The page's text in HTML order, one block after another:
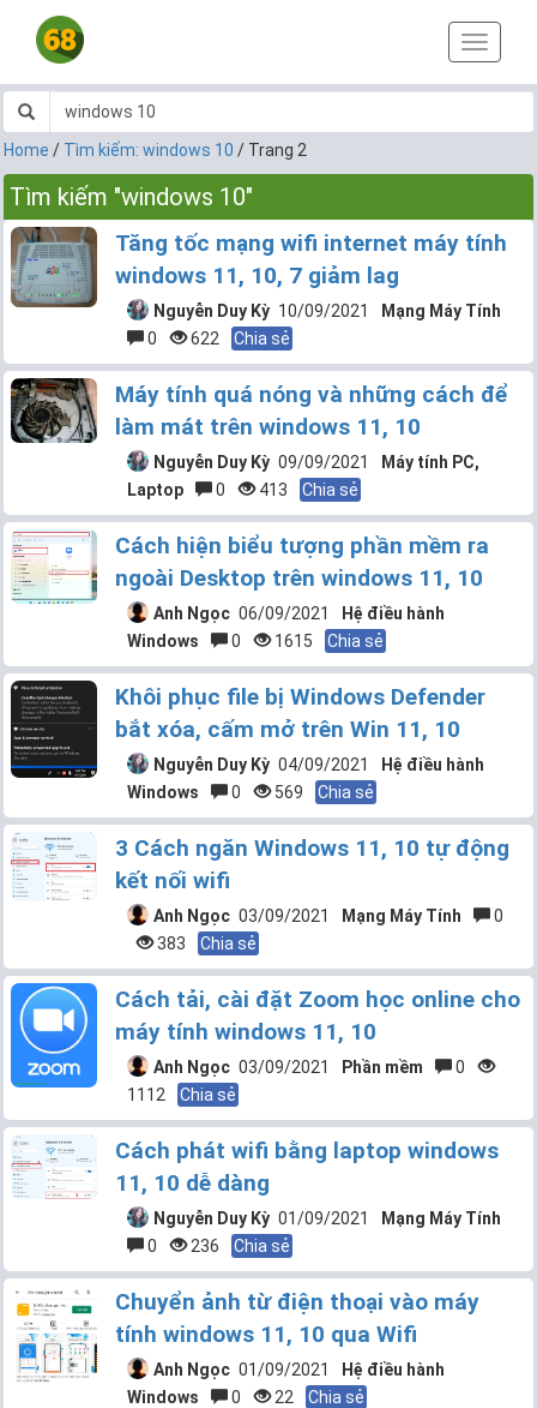
T
o
g
v
a
n
Home / Tìm kiếm: windows 10 / Trang 2
Tìm kiếm "windows 10"
Tăng tốc mạng wifi internet máy tính
windows 11, 10, 7 giảm lag
Nguyễn Duy Kỳ 10/09/2021
Mạng Máy Tính
0
622 Chia sẻ
Máy tính quá nóng và những cách để
làm mát trên windows 11, 10
Nguyễn Duy Kỳ 09/09/2021
Máy tính PC,
Laptop
0 413 Chia sẻ
Cách hiện biểu tượng phần mềm ra
ngoài Desktop trên windows 11, 10
Anh Ngọc 06/09/2021
Hệ điều hành
Windows
0 1615 Chia sẻ
Khôi phục file bị Windows Defender
bắt xóa, cấm mở trên Win 11, 10
Nguyễn Duy Kỳ 04/09/2021
Hệ điều hành
Windows
0 569 Chia sẻ
3 Cách ngăn Windows 11, 10 tự động
kết nối wifi
Anh Ngọc 03/09/2021 Mạng Máy Tính
0
383
Chia sẻ
Cách tải, cài đặt Zoom học online cho
máy tính windows 11, 10
Anh Ngọc 03/09/2021 Phần mềm
0
1112
Chia sẻ
Cách phát wifi bằng laptop windows
11, 10 dễ dàng
Nguyễn Duy Kỳ 01/09/2021
Mạng Máy Tính
0
236 Chia sẻ
Chuyển ảnh từ điện thoại vào máy
tính windows 11, 10 qua Wifi
Anh Ngọc 01/09/2021
Hệ điều hành
Windows
0 22 Chia sẻ